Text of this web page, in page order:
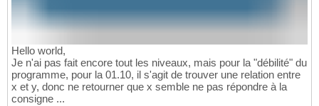
Hello world,
Je n'ai pas fait encore tout les niveaux, mais pour la "débilité" du
programme, pour la 01.10, il s'agit de trouver une relation entre
x et y, donc ne retourner que x semble ne pas répondre à la
consigne ...